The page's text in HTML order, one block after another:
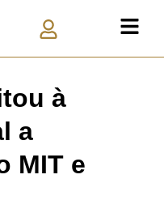
à
a
MIT e